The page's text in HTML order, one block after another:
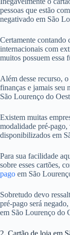
pessoas que estão
negativado em São
Certamente contando
internacionais com
muitos possuem essa
Além desse recurso,
finanças e jamais seu
São Lourenço do
Existem muitas
modalidade pré-pago,
disponibilizados em
Para sua facilidade
sobre esses cartões,
pago em São
Sobretudo devo
pré-pago será
em São Lourenço do
2. Cartão de loja em